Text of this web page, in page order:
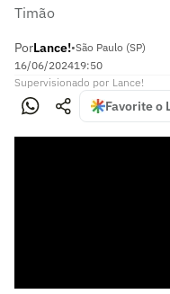
Timão
PorLance!•São Paulo (SP)
16/06/202419:50
Supervisionado por Lance!
Favorite o